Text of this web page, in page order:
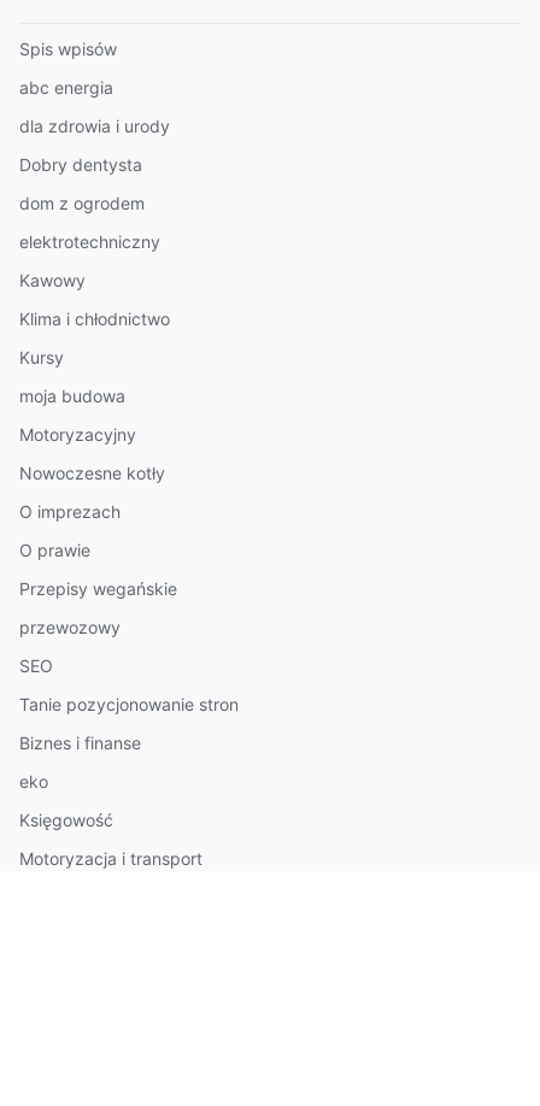
Spis wpisów
abc energia
dla zdrowia i urody
Dobry dentysta
dom z ogrodem
elektrotechniczny
Kawowy
Klima i chłodnictwo
Kursy
moja budowa
Motoryzacyjny
Nowoczesne kotły
O imprezach
O prawie
Przepisy wegańskie
przewozowy
SEO
Tanie pozycjonowanie stron
Biznes i finanse
eko
Księgowość
Motoryzacja i transport